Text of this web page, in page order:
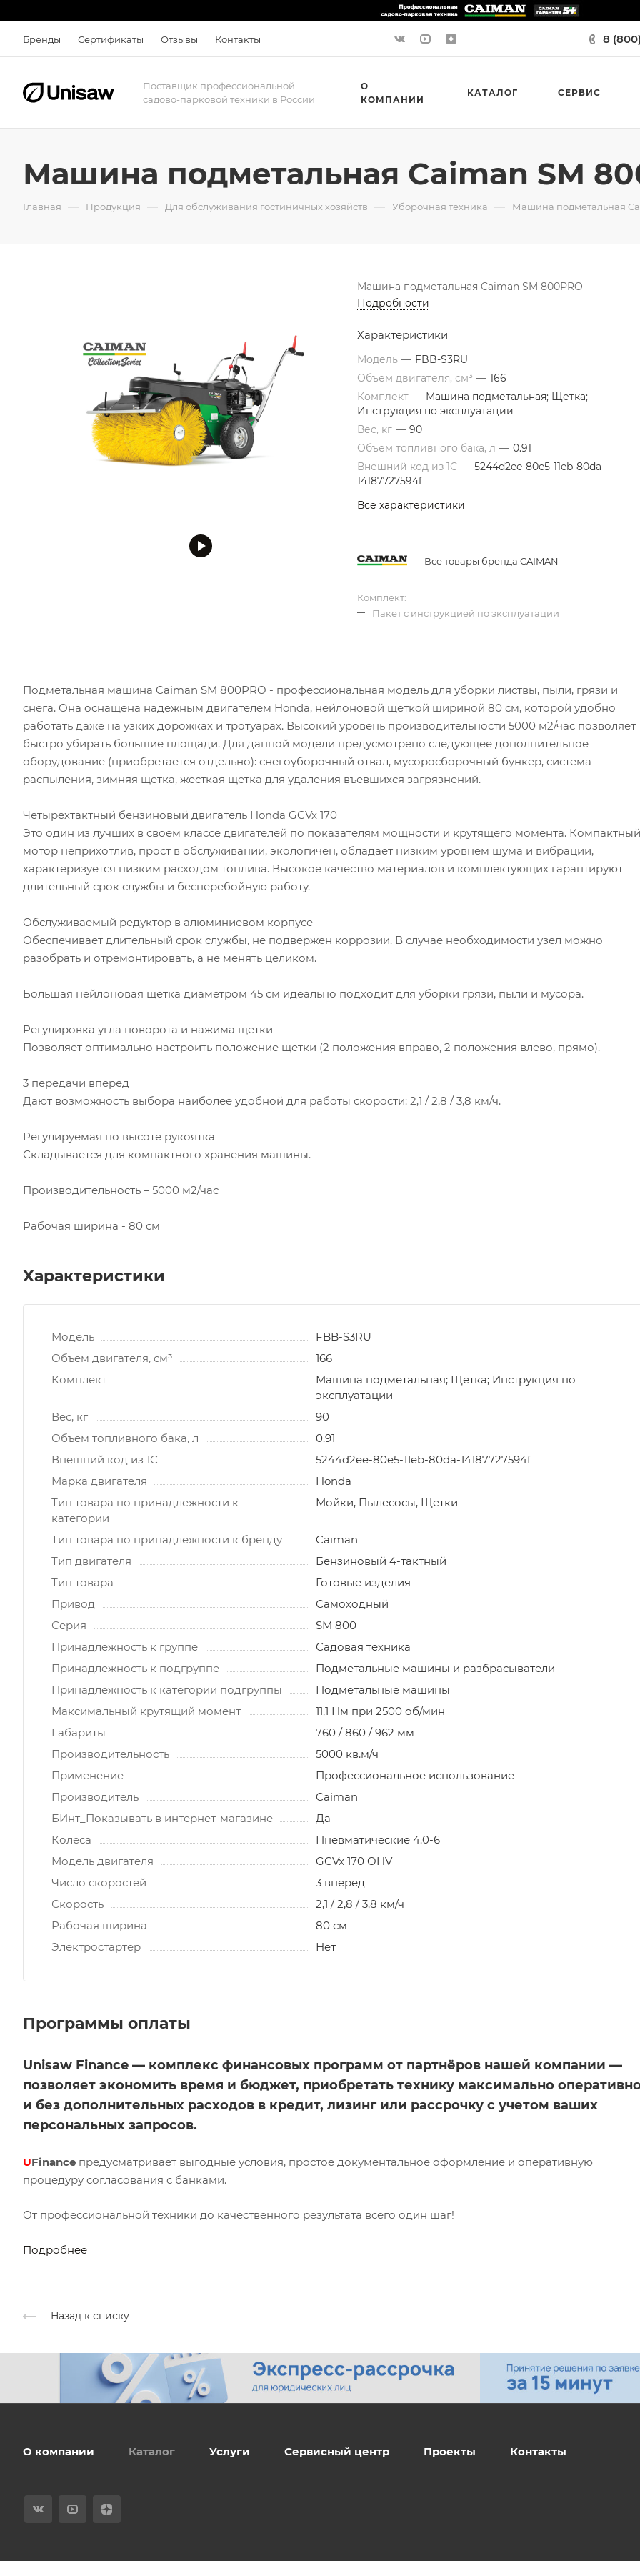
Бренды Сертификаты Отзывы Контакты 8
Поставщик профессиональной
садово-парковой техники в России
О
КОМПАНИИ
КАТАЛОГ СЕРВИС
Машина подметальная Caiman SM
Главная — Продукция — Для обслуживания гостиничных хозяйств — Уборочная техника — Машина подметальная
Машина подметальная Caiman SM 800PRO
Подробности
Характеристики
Модель — FBB-S3RU
Объем двигателя, см³ — 166
Комплект — Машина подметальная; Щетка;
Инструкция по эксплуатации
Вес, кг — 90
Объем топливного бака, л — 0.91
Внешний код из 1С — 5244d2ee-80e5-11eb-80da-
14187727594f
Все характеристики
Все товары бренда CAIMAN
Комплект:
Пакет с инструкцией по эксплуатации
Подметальная машина Caiman SM 800PRO - профессиональная модель для уборки листвы, пыли, грязи и
снега. Она оснащена надежным двигателем Honda, нейлоновой щеткой шириной 80 см, которой удобно
работать даже на узких дорожках и тротуарах. Высокий уровень производительности 5000 м2/час позволяет
быстро убирать большие площади. Для данной модели предусмотрено следующее дополнительное
оборудование (приобретается отдельно): снегоуборочный отвал, мусоросборочный бункер, система
распыления, зимняя щетка, жесткая щетка для удаления въевшихся загрязнений.
Четырехтактный бензиновый двигатель Honda GCVx 170
Это один из лучших в своем классе двигателей по показателям мощности и крутящего момента. Компактный
мотор неприхотлив, прост в обслуживании, экологичен, обладает низким уровнем шума и вибрации,
характеризуется низким расходом топлива. Высокое качество материалов и комплектующих гарантируют
длительный срок службы и бесперебойную работу.
Обслуживаемый редуктор в алюминиевом корпусе
Обеспечивает длительный срок службы, не подвержен коррозии. В случае необходимости узел можно
разобрать и отремонтировать, а не менять целиком.
Большая нейлоновая щетка диаметром 45 см идеально подходит для уборки грязи, пыли и мусора.
Регулировка угла поворота и нажима щетки
Позволяет оптимально настроить положение щетки (2 положения вправо, 2 положения влево, прямо).
3 передачи вперед
Дают возможность выбора наиболее удобной для работы скорости: 2,1 / 2,8 / 3,8 км/ч.
Регулируемая по высоте рукоятка
Складывается для компактного хранения машины.
Производительность – 5000 м2/час
Рабочая ширина - 80 см
Характеристики
Модель
FBB-S3RU
Объем двигателя, см³
166
Комплект
Машина подметальная; Щетка; Инструкция по
эксплуатации
Вес, кг
90
Объем топливного бака, л
0.91
Внешний код из 1С
5244d2ee-80e5-11eb-80da-14187727594f
Марка двигателя
Honda
Тип товара по принадлежности к
категории
Мойки, Пылесосы, Щетки
Тип товара по принадлежности к бренду
Caiman
Тип двигателя
Бензиновый 4-тактный
Тип товара
Готовые изделия
Привод
Самоходный
Серия
SM 800
Принадлежность к группе
Садовая техника
Принадлежность к подгруппе
Подметальные машины и разбрасыватели
Принадлежность к категории подгруппы
Подметальные машины
Максимальный крутящий момент
11,1 Нм при 2500 об/мин
Габариты
760 / 860 / 962 мм
Производительность
5000 кв.м/ч
Применение
Профессиональное использование
Производитель
Caiman
БИнт_Показывать в интернет-магазине
Да
Колеса
Пневматические 4.0-6
Модель двигателя
GCVx 170 OHV
Число скоростей
3 вперед
Скорость
2,1 / 2,8 / 3,8 км/ч
Рабочая ширина
80 см
Электростартер
Нет
Программы оплаты
Unisaw Finance — комплекс финансовых программ от партнёров нашей компании —
позволяет экономить время и бюджет, приобретать технику максимально
и без дополнительных расходов в кредит, лизинг или рассрочку с учетом ваших
персональных запросов.
UFinance предусматривает выгодные условия, простое документальное оформление и оперативную
процедуру согласования с банками.
От профессиональной техники до качественного результата всего один шаг!
Подробнее
Назад к списку
О компании Каталог Услуги Сервисный центр Проекты Контакты